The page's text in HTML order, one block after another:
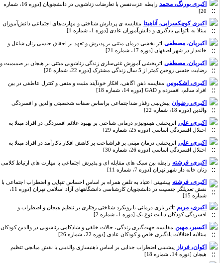
اکبری بورنگ، محمد
رابطه عزت‌نفس با تعارضات زناشویی در دانشجویان [دوره 16، شماره
20]
اکبری کوچکسرایی، آناهیتا مقایسه ی پردازش شناختی و مهارت‌های اجتماعی دانش‌آموزان
مبتلا به ناتوانی یادگیری و دانش‌آموزان عادی [دوره 1، شماره 1]
اکبریان، مصطفی اثر بخشی درمان مبتنی بر پذیرش و تعهد بر احقاق جنسی زنان شاغل و
خانه‌دار در شهر اصفهان [دوره 17، شماره 21]
اکبریان، مصطفی اثربخشی آموزش غنی‌سازی زندگی زناشویی مبتنی بر هیجان بر صمیمیت و
رضایت جنسی زوجین کمتر از 5 سال زندگی مشترک [دوره 22، شماره 26]
اکبری، اشکبوس مقایسه ذهن اگاهی، افکار خودآیند مثبت و منفی و کنترل عاطفی در بین
افراد سالم، افسرده و GAD [دوره 14، شماره 18]
اکبری، رضوان پیش‌بینی رفتار ضداجتماعی براساس صفات شخصیتی والدین و افسردگی
والدین [دوره 18، شماره 22]
اکبری، علی اثربخشی هیپنوتیزم درمانی شناختی بر بهبود علائم افسردگی در افراد مبتلا به
اختلال افسردگی اساسی [دوره 25، شماره 29]
اکبری، علی اثربخشی درمان مبتنی بر فراشناخت بر کاهش افکار ناکارآمد در افراد مبتلا به
اختلال افسردگی اساسی [دوره 26، شماره 30]
اکبری، فرشته رابطه بین سبک های مقابله ای و پذیرش اجتماعی با مهارت های ارتباط کلامی
زنان خانه دار شهر تهران [دوره 7، شماره 11]
اکبری، فرشته پیشبینی اعتیاد به تلفن همراه بر اساس احساس تنهایی و اضطراب اجتماعی با
نقش تعدیلگر جنسیت در دانشجویان کارشناسی دانشگاههای آزاد اسلامی تهران [دوره 11،
شماره 15]
اکبری، مریم تأثیر بازی درمانی با رویکرد شناختی رفتاری بر تنظیم هیجان و اضطراب و
افسردگی کودکان دیابت نوع یک [دوره 1، شماره 2]
اکسیر، مهین مقایسه جهت‌گیری زندگی، حالات خلقی و شادکامی زناشویی در والدین کودکان
مبتلابه اختلالات یادگیری خاص و کودکان عادی [دوره 22، شماره 26]
اکوان، فرناز پیشبینی اضطراب جدایی بر اساس ذهنیسازی والدینی با نقش میانجی تنظیم
هیجان [دوره 14، شماره 18]